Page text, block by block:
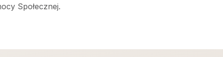
Społecznej.